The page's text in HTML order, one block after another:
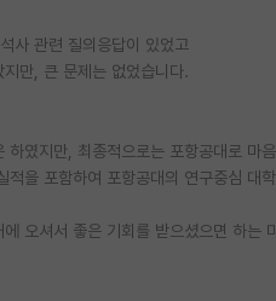
사 관련 질의응답이 있었고
만, 큰 문제는 없었습니다.
하였지만, 최종적으로는 포항공대로 마
적을 포함하여 포항공대의 연구중심 대
오셔서 좋은 기회를 받으셨으면 하는